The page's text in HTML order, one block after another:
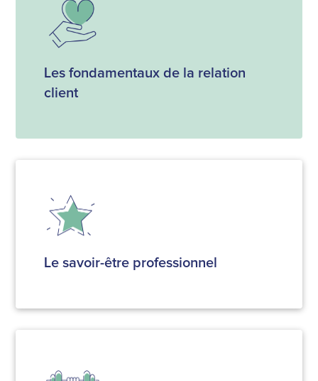
Les fondamentaux de la relation
client
Le savoir-être professionnel